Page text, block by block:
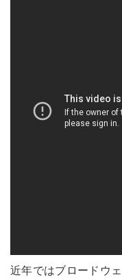
近年ではブロードウ